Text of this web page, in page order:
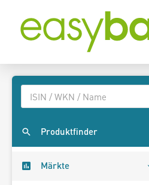
Produktfinder
Märkte